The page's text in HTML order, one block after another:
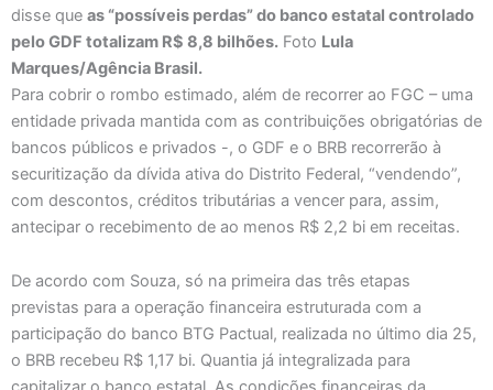
disse que as “possíveis perdas” do banco estatal controlado
pelo GDF totalizam R$ 8,8 bilhões. Foto Lula
Marques/Agência Brasil.
Para cobrir o rombo estimado, além de recorrer ao FGC – uma
entidade privada mantida com as contribuições obrigatórias de
bancos públicos e privados -, o GDF e o BRB recorrerão à
securitização da dívida ativa do Distrito Federal, “vendendo”,
com descontos, créditos tributárias a vencer para, assim,
antecipar o recebimento de ao menos R$ 2,2 bi em receitas.
De acordo com Souza, só na primeira das três etapas
previstas para a operação financeira estruturada com a
participação do banco BTG Pactual, realizada no último dia 25,
o BRB recebeu R$ 1,17 bi. Quantia já integralizada para